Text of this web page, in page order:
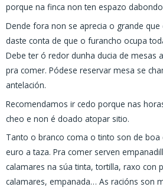
porque na finca non ten espazo
Dende fora non se aprecia o grande
daste conta de que o furancho ocupa
Debe ter ó redor dunha ducia de mesas
pra comer. Pódese reservar mesa se
antelación.
Recomendamos ir cedo porque nas
cheo e non é doado atopar sitio.
Tanto o branco coma o tinto son de boa
euro a taza. Pra comer serven
calamares na súa tinta, tortilla, raxo con
calamares, empanada… As racións son